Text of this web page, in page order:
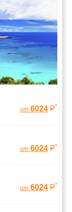
от 6024 *
от 6024 *
от 6024 *